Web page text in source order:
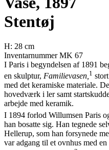
Stentøj
H: 28 cm
Inventarnummer MK 67
I Paris i begyndelsen af 1891
en skulptur, Familievasen,1
med det keramiske materiale.
hovedværk i ler samt
arbejde med keramik.
I 1894 forlod Willumsen Paris
han bosatte sig. Han tegnede
Hellerup, som han forsynede
var adgang til et ovnhus med